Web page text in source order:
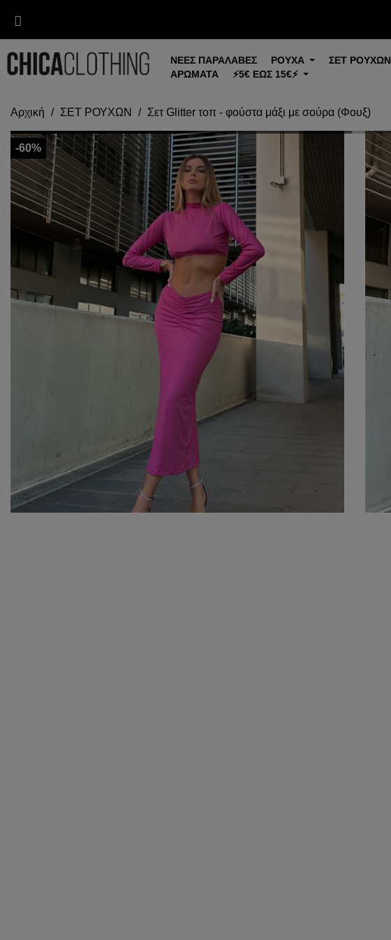
ΝΕΕΣ ΠΑΡΑΛΑΒΕΣ ΡΟΥΧΑ ΣΕΤ ΡΟΥΧΩΝ
ΑΡΩΜΑΤΑ
⚡5€ ΕΩΣ 15€⚡
Αρχική ΣΕΤ ΡΟΥΧΩΝ Σετ Glitter τοπ - φούστα μάξι με σούρα (Φουξ)
-60%